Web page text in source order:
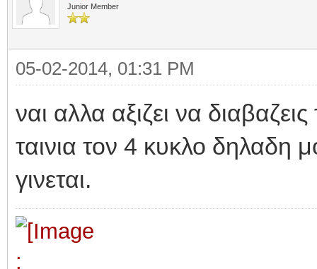
Junior Member
05-02-2014, 01:31 PM
ναι αλλα αξιζει να
ταινια τον 4 κυκλο δηλαδη
γινεται.